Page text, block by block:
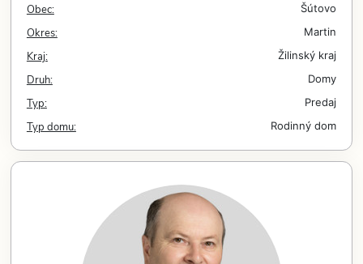
Obec: Šútovo
Okres: Martin
Kraj: Žilinský kraj
Druh: Domy
Typ: Predaj
Typ domu: Rodinný dom